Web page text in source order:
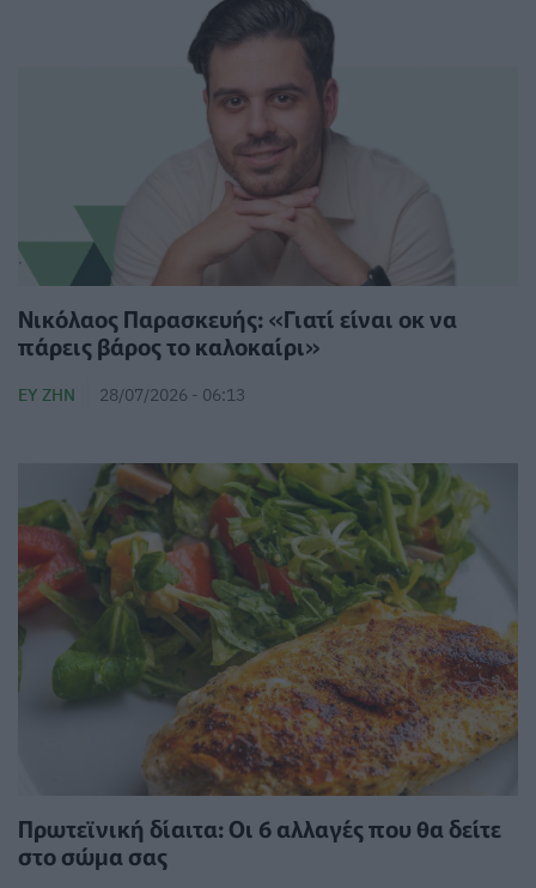
Νικόλαος Παρασκευής: «Γιατί είναι οκ να
πάρεις βάρος το καλοκαίρι»
ΕΥ ΖΗΝ 28/07/2026 - 06:13
Πρωτεϊνική δίαιτα: Οι 6 αλλαγές που θα δείτε
στο σώμα σας